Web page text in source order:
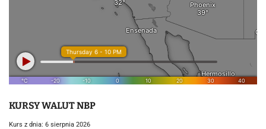
KURSY WALUT NBP
Kurs z dnia: 6 sierpnia 2026